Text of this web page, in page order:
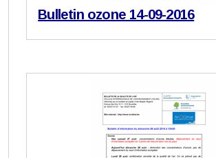
Bulletin ozone 14-09-2016